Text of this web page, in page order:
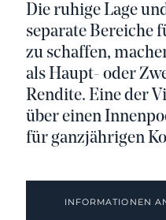
Die ruhige Lage
separate Bereiche
zu schaffen,
als Haupt- oder
Rendite. Eine der
über einen
für ganzjährigen
INFORMATIONEN